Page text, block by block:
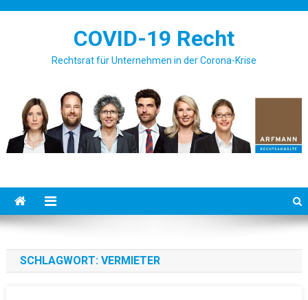
COVID-19 Recht
Rechtsrat für Unternehmen in der Corona-Krise
SCHLAGWORT: VERMIETER